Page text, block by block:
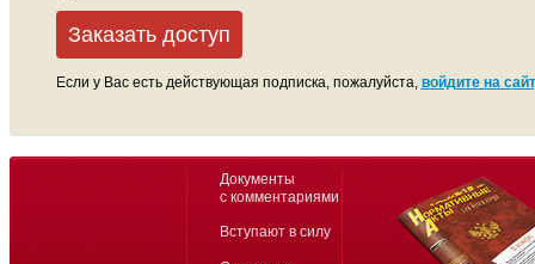
Заказать доступ
Если у Вас есть действующая подписка, пожалуйста, войдите на
Документы
с комментариями
Вступают в силу